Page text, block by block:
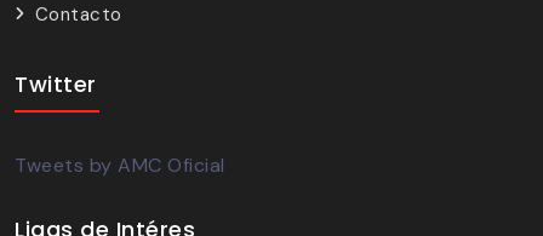
Contacto
Twitter
Tweets by AMC Oficial
Ligas de Intéres